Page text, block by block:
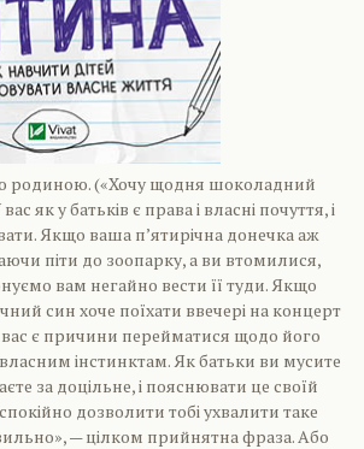
родиною. («Хочу щодня шоколадний
як у батьків є права і власні почуття, і
Якщо ваша п’ятирічна донечка аж
піти до зоопарку, а ви втомилися,
вам негайно вести її туди. Якщо
син хоче поїхати ввечері на концерт
вас є причини перейматися щодо його
інстинктам. Як батьки ви мусите
за доцільне, і пояснювати це своїй
дозволити тобі ухвалити таке
— цілком прийнятна фраза. Або